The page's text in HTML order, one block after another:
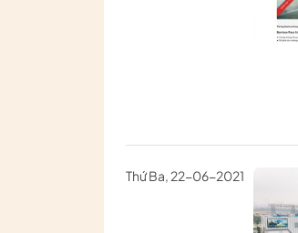
Thứ Ba, 22-06-2021